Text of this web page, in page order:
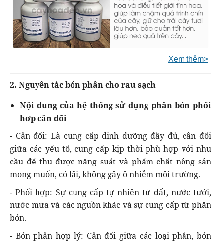
Xem thêm>
2. Nguyên tắc bón phân cho rau sạch
Nội dung của hệ thống sử dụng phân bón phối
hợp cân đối
- Cân đối: Là cung cấp dinh dưỡng đầy đủ, cân đối
giữa các yếu tố, cung cấp kịp thời phù hợp với nhu
cầu để thu được năng suất và phẩm chất nông sản
mong muốn, có lãi, không gây ô nhiễm môi trường.
- Phối hợp: Sự cung cấp tự nhiên từ đất, nước tưới,
nước mưa và các nguồn khác và sự cung cấp từ phân
bón.
- Bón phân hợp lý: Cân đối giữa các loại phân, bón